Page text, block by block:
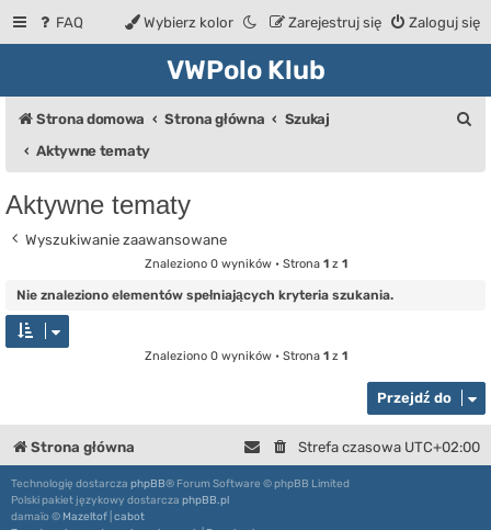
FAQ Zaloguj się
Zarejestruj się
Wybierz kolor
VWPolo Klub
Strona domowa Strona główna
Szukaj
Aktywne tematy
Aktywne tematy
Wyszukiwanie zaawansowane
Znaleziono 0 wyników • Strona 1z 1
Nie znaleziono elementów spełniających kryteria szukania.
Znaleziono 0 wyników • Strona 1z 1
Przejdź do
Strona główna Strefa czasowa UTC+02:00
Technologię dostarcza phpBB® Forum Software © phpBB Limited
Polski pakiet językowy dostarcza phpBB.pl
damaïo © Mazeltof cabot